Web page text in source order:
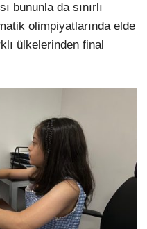
bununla da sınırlı
olimpiyatlarında elde
ülkelerinden final